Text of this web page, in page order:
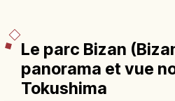
Le parc Bizan
panorama et vue
Tokushima